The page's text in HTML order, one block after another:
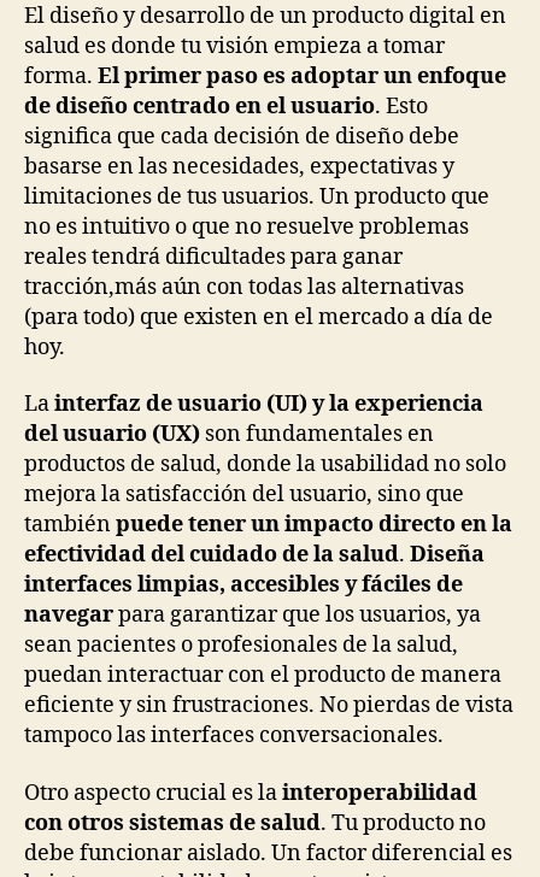
El diseño y desarrollo de un producto digital en
salud es donde tu visión empieza a tomar
forma. El primer paso es adoptar un enfoque
de diseño centrado en el usuario. Esto
significa que cada decisión de diseño debe
basarse en las necesidades, expectativas y
limitaciones de tus usuarios. Un producto que
no es intuitivo o que no resuelve problemas
reales tendrá dificultades para ganar
tracción,más aún con todas las alternativas
(para todo) que existen en el mercado a día de
hoy.
Lainterfaz de usuario (UI) y la experiencia
del usuario (UX) son fundamentales en
productos de salud, donde la usabilidad no solo
mejora la satisfacción del usuario, sino que
tambiénpuede tener un impacto directo en la
efectividad del cuidado de la salud. Diseña
interfaces limpias, accesibles y fáciles de
navegarpara garantizar que los usuarios, ya
sean pacientes o profesionales de la salud,
puedan interactuar con el producto de manera
eficiente y sin frustraciones. No pierdas de vista
tampoco las interfaces conversacionales.
Otro aspecto crucial es lainteroperabilidad
con otros sistemas de salud. Tu producto no
debe funcionar aislado. Un factor diferencial es